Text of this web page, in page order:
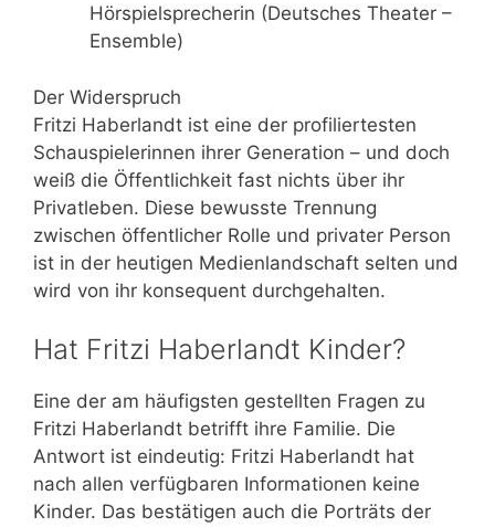
Hörspielsprecherin (Deutsches Theater –
Ensemble)
Der Widerspruch
Fritzi Haberlandt ist eine der profiliertesten
Schauspielerinnen ihrer Generation – und doch
weiß die Öffentlichkeit fast nichts über ihr
Privatleben. Diese bewusste Trennung
zwischen öffentlicher Rolle und privater Person
ist in der heutigen Medienlandschaft selten und
wird von ihr konsequent durchgehalten.
Hat Fritzi Haberlandt Kinder?
Eine der am häufigsten gestellten Fragen zu
Fritzi Haberlandt betrifft ihre Familie. Die
Antwort ist eindeutig: Fritzi Haberlandt hat
nach allen verfügbaren Informationen keine
Kinder. Das bestätigen auch die Porträts der